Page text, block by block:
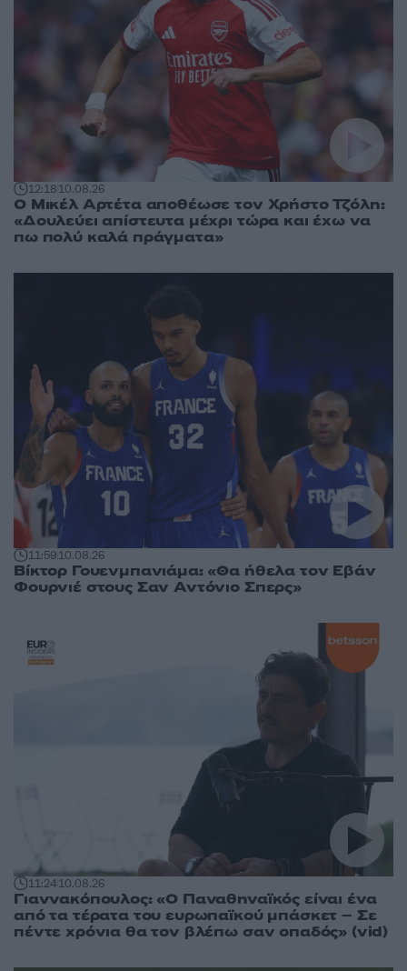
12:1810.08.26
Ο Μικέλ Αρτέτα αποθέωσε τον Χρήστο Τζόλη:
«Δουλεύει απίστευτα μέχρι τώρα και έχω να
πω πολύ καλά πράγματα»
11:5910.08.26
Βίκτορ Γουενμπανιάμα: «Θα ήθελα τον Εβάν
Φουρνιέ στους Σαν Αντόνιο Σπερς»
11:2410.08.26
Γιαννακόπουλος: «Ο Παναθηναϊκός είναι ένα
από τα τέρατα του ευρωπαϊκού μπάσκετ – Σε
πέντε χρόνια θα τον βλέπω σαν οπαδός» (vid)